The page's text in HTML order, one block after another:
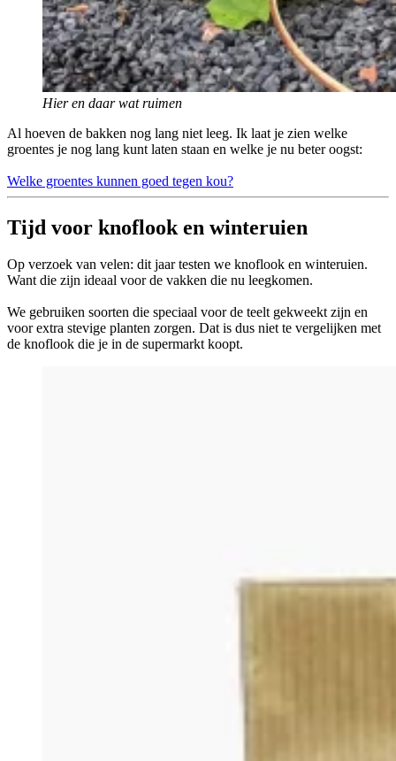
Hier en daar wat ruimen
Al hoeven de bakken nog lang niet leeg. Ik laat je zien welke
groentes je nog lang kunt laten staan en welke je nu beter oogst:
Welke groentes kunnen goed tegen kou?
Tijd voor knoflook en winteruien
Op verzoek van velen: dit jaar testen we knoflook en winteruien.
Want die zijn ideaal voor de vakken die nu leegkomen.
We gebruiken soorten die speciaal voor de teelt gekweekt zijn en
voor extra stevige planten zorgen. Dat is dus niet te vergelijken met
de knoflook die je in de supermarkt koopt.